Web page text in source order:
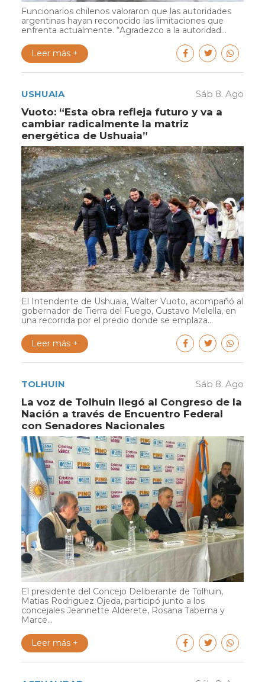
Funcionarios chilenos valoraron que las autoridades
argentinas hayan reconocido las limitaciones que
enfrenta actualmente. “Agradezco a la autoridad...
Leer más +
USHUAIA Sáb 8. Ago
Vuoto: “Esta obra refleja futuro y va a
cambiar radicalmente la matriz
energética de Ushuaia”
El Intendente de Ushuaia, Walter Vuoto, acompañó al
gobernador de Tierra del Fuego, Gustavo Melella, en
una recorrida por el predio donde se emplaza...
Leer más +
TOLHUIN Sáb 8. Ago
La voz de Tolhuin llegó al Congreso de la
Nación a través de Encuentro Federal
con Senadores Nacionales
El presidente del Concejo Deliberante de Tolhuin,
Matias Rodriguez Ojeda, participó junto a los
concejales Jeannette Alderete, Rosana Taberna y
Marce...
Leer más +